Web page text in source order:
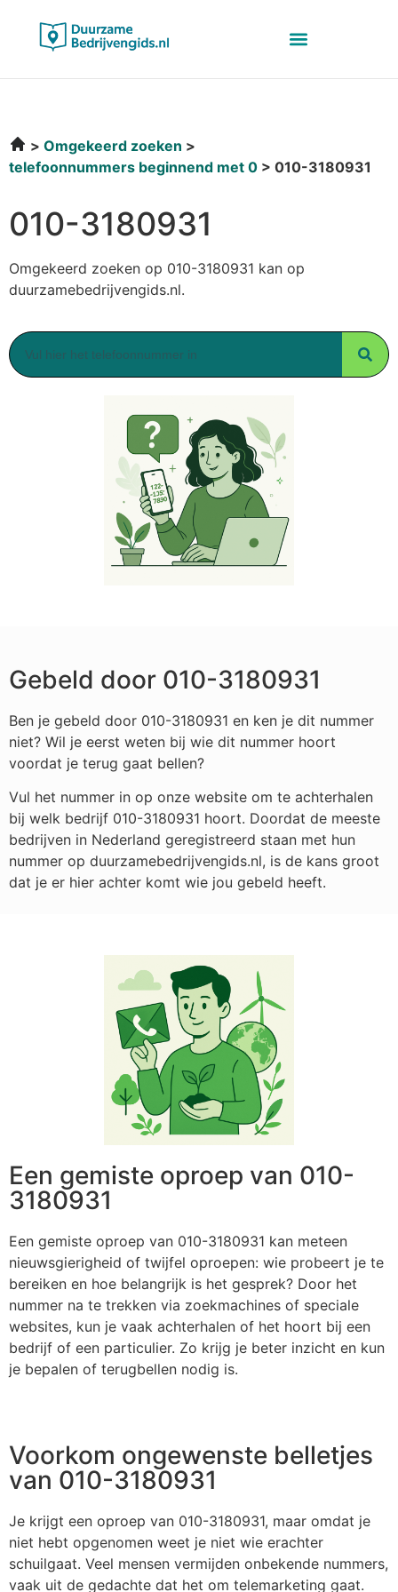
Omgekeerd zoeken
telefoonnummers beginnend met 0
010-3180931
010-3180931
Omgekeerd zoeken op 010-3180931 kan op
duurzamebedrijvengids.nl.
Gebeld door 010-3180931
Ben je gebeld door 010-3180931 en ken je dit nummer
niet? Wil je eerst weten bij wie dit nummer hoort
voordat je terug gaat bellen?
Vul het nummer in op onze website om te achterhalen
bij welk bedrijf 010-3180931 hoort. Doordat de meeste
bedrijven in Nederland geregistreerd staan met hun
nummer op duurzamebedrijvengids.nl, is de kans groot
dat je er hier achter komt wie jou gebeld heeft.
Een gemiste oproep van 010-
3180931
Een gemiste oproep van 010-3180931 kan meteen
nieuwsgierigheid of twijfel oproepen: wie probeert je te
bereiken en hoe belangrijk is het gesprek? Door het
nummer na te trekken via zoekmachines of speciale
websites, kun je vaak achterhalen of het hoort bij een
bedrijf of een particulier. Zo krijg je beter inzicht en kun
je bepalen of terugbellen nodig is.
Voorkom ongewenste belletjes
van 010-3180931
Je krijgt een oproep van 010-3180931, maar omdat je
niet hebt opgenomen weet je niet wie erachter
schuilgaat. Veel mensen vermijden onbekende nummers,
vaak uit de gedachte dat het om telemarketing gaat.